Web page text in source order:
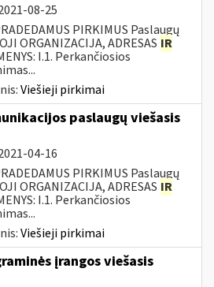
08-25
PIRKIMUS Paslaugų
ORGANIZACIJA, ADRESAS IR
I.1. Perkančiosios
Viešieji pirkimai
paslaugų viešasis
04-16
PIRKIMUS Paslaugų
ORGANIZACIJA, ADRESAS IR
I.1. Perkančiosios
Viešieji pirkimai
įrangos viešasis